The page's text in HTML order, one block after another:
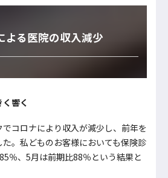
よる医院の収入減少
響く
コロナにより収入が減少し、前年を
。私どものお客様においても保険診
％、5月は前期比88％という結果と